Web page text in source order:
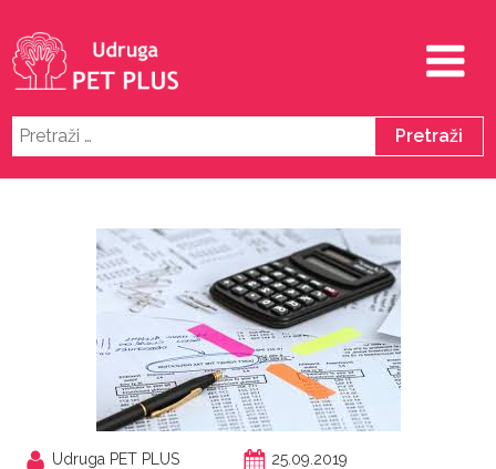
Pretraži:
Udruga PET PLUS
25.09.2019